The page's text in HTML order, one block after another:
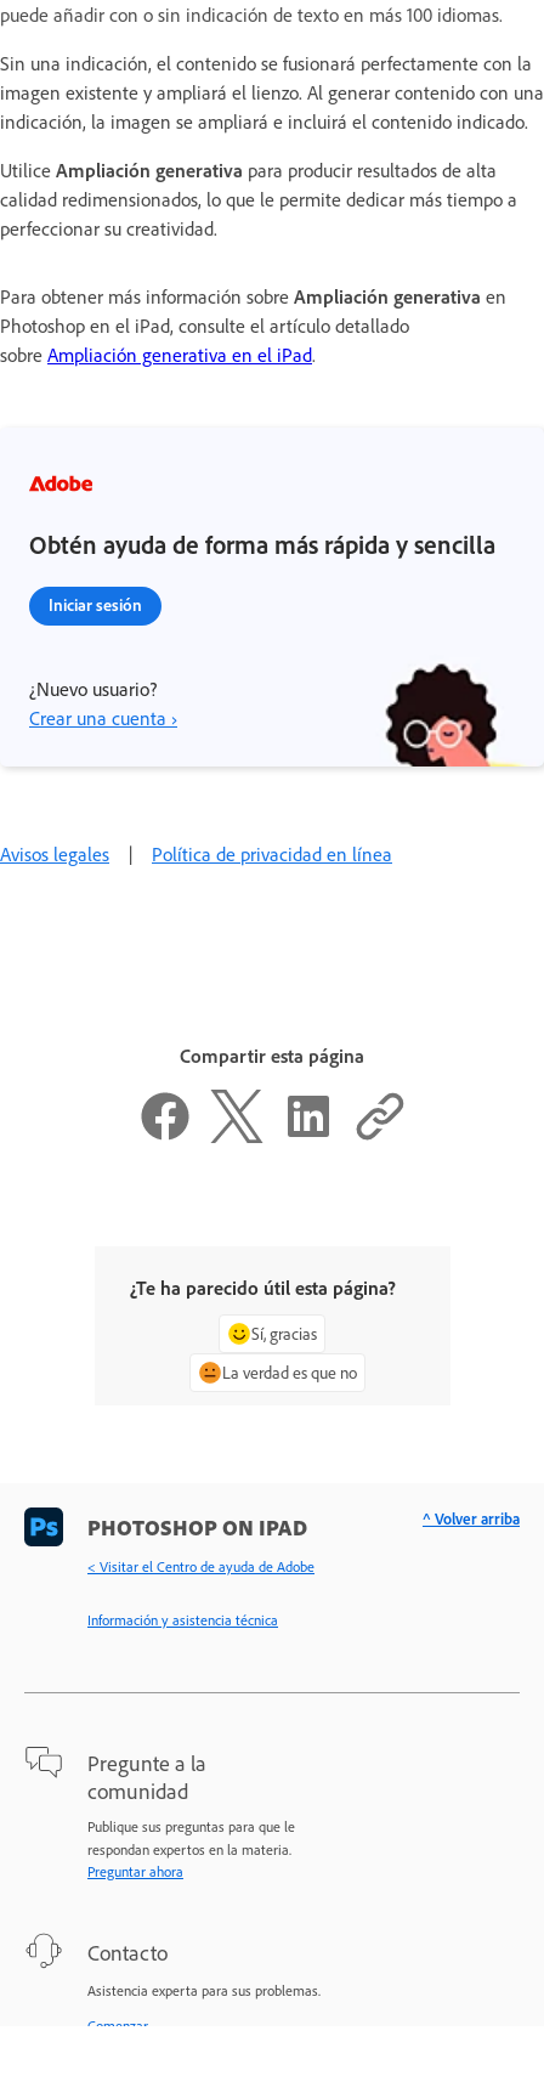
puede añadir con o sin indicación de texto en más 100 idiomas.
Sin una indicación, el contenido se fusionará perfectamente con la
imagen existente y ampliará el lienzo. Al generar contenido con una
indicación, la imagen se ampliará e incluirá el contenido indicado.
Utilice Ampliación generativa para producir resultados de alta
calidad redimensionados, lo que le permite dedicar más tiempo a
perfeccionar su creatividad.
Para obtener más información sobre Ampliación generativa en
Photoshop en el iPad, consulte el artículo detallado
sobre Ampliación generativa en el iPad.
Obtén ayuda de forma más rápida y sencilla
Iniciar sesión
¿Nuevo usuario?
Crear una cuenta ›
Avisos legales | Política de privacidad en línea
Compartir esta página
¿Te ha parecido útil esta página?
Sí, gracias
La verdad es que no
PHOTOSHOP ON IPAD
< Visitar el Centro de ayuda de Adobe
Información y asistencia técnica
Pregunte a la
comunidad
Publique sus preguntas para que le
respondan expertos en la materia.
Preguntar ahora
Contacto
Asistencia experta para sus problemas.
Comenzar
^ Volver arriba